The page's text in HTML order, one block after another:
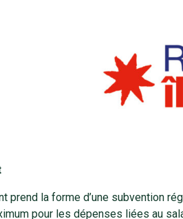
prend la forme d’une subvention
pour les dépenses liées au